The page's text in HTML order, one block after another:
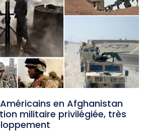
Américains en Afghanistan
militaire privilégiée, très